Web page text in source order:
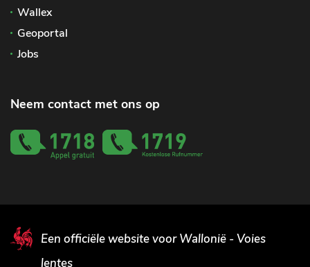
Wallex
Geoportal
Jobs
Neem contact met ons op
Een officiële website voor Wallonië - Voies
lentes